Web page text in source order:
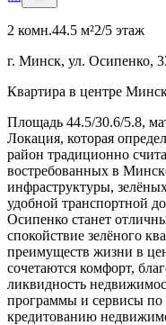
2 комн.44.5 м²2/5 этаж
г. Минск, ул. Осипенко,
Квартира в центре
Площадь 44.5/30.6/5.8,
Локация, которая
район традиционно
востребованных в
инфраструктуры,
удобной транспортной
Осипенко станет
спокойствие зелёного
преимуществ жизни в
сочетаются комфорт,
ликвидность
программы и сервисы
кредитованию